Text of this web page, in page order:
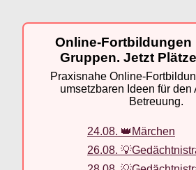
Online-Fortbildungen
Gruppen. Jetzt
Praxisnahe Online-
umsetzbaren Ideen für den
Betreuung.
24.08. 👑Märchen
26.08.